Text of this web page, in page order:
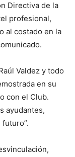
Directiva de la
profesional,
al costado en la
Valdez y todo
en su
con el Club.
ayudantes,